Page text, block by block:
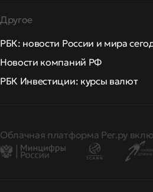
Другое
РБК: новости России и мира
Новости компаний РФ
РБК Инвестиции: курсы валют
Облачная платформа Рег.ру